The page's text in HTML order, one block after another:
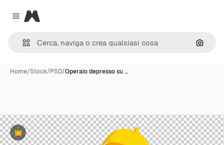
Close menu
Magnific
Cerca
Home/Stock/PSD/Operaio depresso su …
Premium